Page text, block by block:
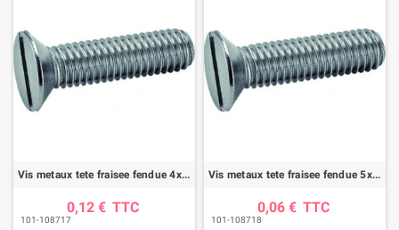
Vis metaux tete fraisee fendue 4x50 zn din963 (boite de 100)
0,12 € TTC
101-108717
Vis metaux tete fraisee fendue 5x20 zn din963 (boite de 200)
0,06 € TTC
101-108718